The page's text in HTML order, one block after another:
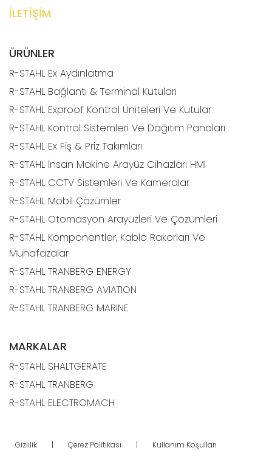
İLETİŞİM
ÜRÜNLER
R-STAHL Ex Aydınlatma
R-STAHL Bağlantı & Terminal Kutuları
R-STAHL Exproof Kontrol Üniteleri Ve Kutular
R-STAHL Kontrol Sistemleri Ve Dağıtım Panoları
R-STAHL Ex Fiş & Priz Takımları
R-STAHL İnsan Makine Arayüz Cihazları HMI
R-STAHL CCTV Sistemleri Ve Kameralar
R-STAHL Mobil Çözümler
R-STAHL Otomasyon Arayüzleri Ve Çözümleri
R-STAHL Komponentler, Kablo Rakorları Ve
Muhafazalar
R-STAHL TRANBERG ENERGY
R-STAHL TRANBERG AVIATION
R-STAHL TRANBERG MARINE
MARKALAR
R-STAHL SHALTGERATE
R-STAHL TRANBERG
R-STAHL ELECTROMACH
Gizlilik | Çerez Politikası | Kullanım Koşulları